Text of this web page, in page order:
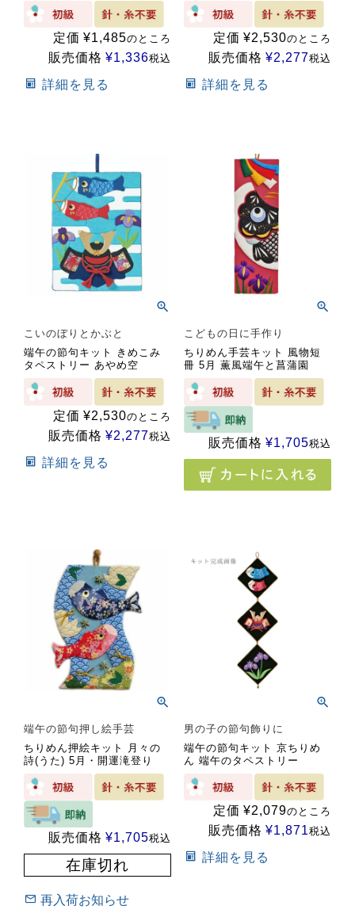
定価 ¥1,485のところ
販売価格 ¥1,336税込
詳細を見る
定価 ¥2,530のところ
販売価格 ¥2,277税込
詳細を見る
こいのぼりとかぶと
端午の節句キット きめこみ
タペストリー あやめ空
定価 ¥2,530のところ
販売価格 ¥2,277税込
詳細を見る
こどもの日に手作り
ちりめん手芸キット 風物短
冊 5月 薫風端午と菖蒲園
販売価格 ¥1,705税込
端午の節句押し絵手芸
ちりめん押絵キット 月々の
詩(うた) 5月・開運滝登り
販売価格 ¥1,705税込
在庫切れ
再入荷お知らせ
男の子の節句飾りに
端午の節句キット 京ちりめ
ん 端午のタペストリー
定価 ¥2,079のところ
販売価格 ¥1,871税込
詳細を見る